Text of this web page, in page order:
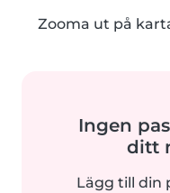
Zooma ut på
Ingen
ditt
Lägg till din